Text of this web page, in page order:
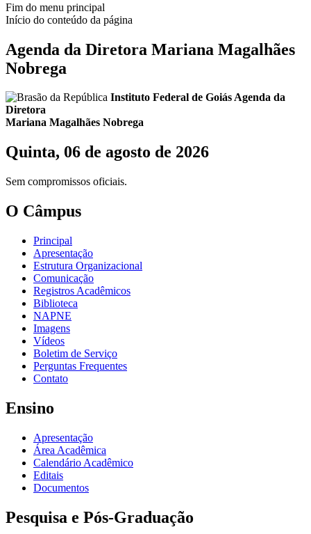
Fim do menu principal
Início do conteúdo da página
Agenda da Diretora Mariana Magalhães
Nobrega
Instituto Federal de GoiásAgenda da
Diretora
Mariana Magalhães Nobrega
Quinta, 06 de agosto de 2026
Sem compromissos oficiais.
O Câmpus
Principal
Apresentação
Estrutura Organizacional
Comunicação
Registros Acadêmicos
Biblioteca
NAPNE
Imagens
Vídeos
Boletim de Serviço
Perguntas Frequentes
Contato
Ensino
Apresentação
Área Acadêmica
Calendário Acadêmico
Editais
Documentos
Pesquisa e Pós-Graduação